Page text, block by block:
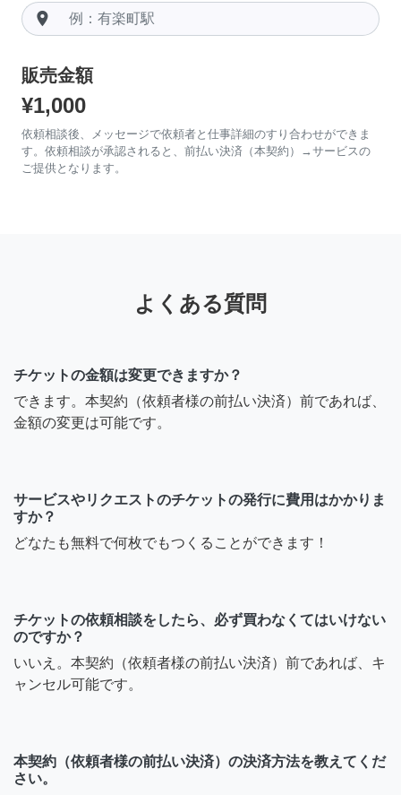
room
販売金額
¥1,000
依頼相談後、メッセージで依頼者と仕事詳細のすり合わせができま
す。依頼相談が承認されると、前払い決済（本契約）→サービスの
ご提供となります。
よくある質問
チケットの金額は変更できますか？
できます。本契約（依頼者様の前払い決済）前であれば、
金額の変更は可能です。
サービスやリクエストのチケットの発行に費用はかかりま
すか？
どなたも無料で何枚でもつくることができます！
チケットの依頼相談をしたら、必ず買わなくてはいけない
のですか？
いいえ。本契約（依頼者様の前払い決済）前であれば、キ
ャンセル可能です。
本契約（依頼者様の前払い決済）の決済方法を教えてくだ
さい。